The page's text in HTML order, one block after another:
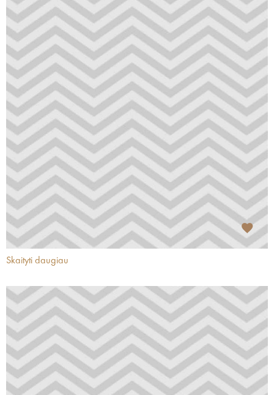
Skaityti daugiau